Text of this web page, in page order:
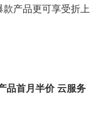
产品更可享受折上
首月半价 云服务